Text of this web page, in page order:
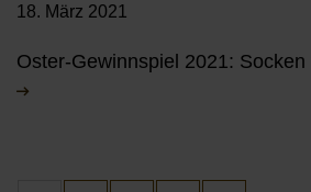
18. März 2021
Oster-Gewinnspiel 2021: Socken